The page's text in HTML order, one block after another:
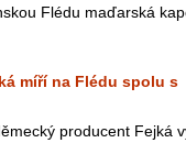
Flédu maďarská
míří na Flédu spolu s
producent Fejká